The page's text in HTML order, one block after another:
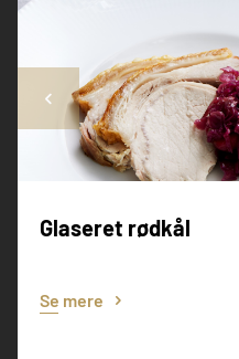
Glaseret rødkål
Se mere